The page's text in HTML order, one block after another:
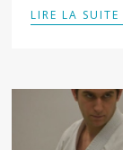
LIRE LA SUITE